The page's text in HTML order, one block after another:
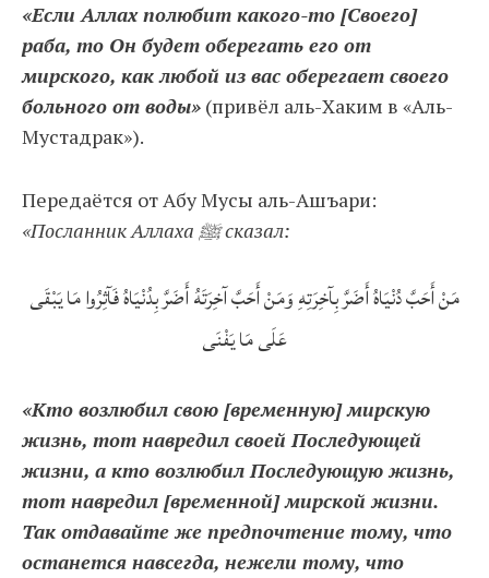
«Если Аллах полюбит какого-то [Своего]
раба, то Он будет оберегать его от
мирского, как любой из вас оберегает своего
больного от воды» (привёл аль-Хаким в «Аль-
Мустадрак»).
Передаётся от Абу Мусы аль-Ашъари:
«Посланник Аллаха ﷺ сказал:
مَنْ أَحَبَّ دُنْيَاهُ أَضَرَّ بِآخِرَتِهِ وَمَنْ أَحَبَّ آخِرَتَهُ أَضَرَّ بِدُنْيَاهُ فَآثِرُوا مَا يَبْقَى
عَلَى مَا يَفْنَى
«Кто возлюбил свою [временную] мирскую
жизнь, тот навредил своей Последующей
жизни, а кто возлюбил Последующую жизнь,
тот навредил [временной] мирской жизни.
Так отдавайте же предпочтение тому, что
останется навсегда, нежели тому, что